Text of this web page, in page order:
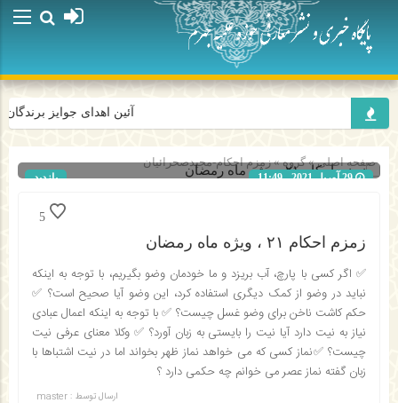
آئین اهدای جوایز
صفحه اصلی» گروه »زمزم احکام-مجیدصحرائیان
29 آوریل 2021 - 11:49
بازدید
5
زمزم احکام ۲۱ ، ویژه ماه رمضان
✅ اگر کسی با پارچ، آب بریزد و ما خودمان وضو بگیریم، با توجه به اینکه
نباید در وضو از کمک دیگری استفاده کرد، این وضو آیا صحیح است؟ ✅
حکم کاشت ناخن برای وضو غسل چیست؟ ✅ با توجه به اینکه اعمال عبادی
نیاز به نیت دارد آیا نیت را بایستی به زبان آورد؟ ✅ وکلا معنای عرفی نیت
چیست؟ ✅نماز کسی که می خواهد نماز ظهر بخواند اما در نیت اشتباها با
زبان گفته نماز عصر می خوانم چه حکمی دارد ؟
ارسال توسط : master